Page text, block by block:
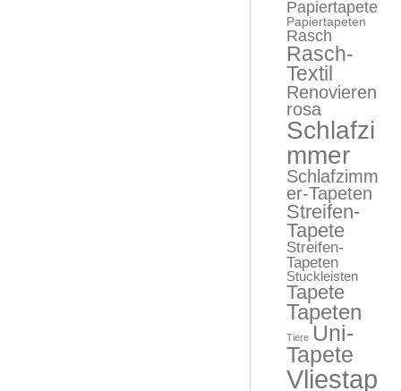
Papiertapete
Papiertapeten
Rasch
Rasch-
Textil
Renovieren
rosa
Schlafzi
mmer
Schlafzimm
er-Tapeten
Streifen-
Tapete
Streifen-
Tapeten
Stuckleisten
Tapete
Tapeten
Tiere Uni-
Tapete
Vliestap